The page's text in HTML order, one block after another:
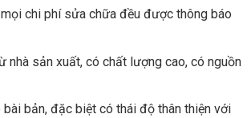
chi phí sửa chữa đều được thông báo
nhà sản xuất, có chất lượng cao, có nguồn
bản, đặc biệt có thái độ thân thiện với